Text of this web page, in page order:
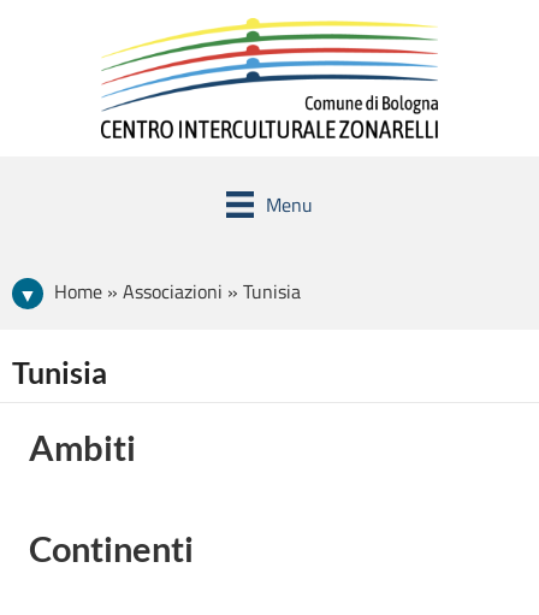
Menu
Home » Associazioni » Tunisia
Tunisia
Ambiti
Continenti